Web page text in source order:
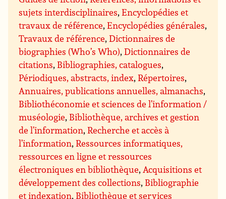
sujets interdisciplinaires,Encyclopédies et
travaux de référence,Encyclopédies générales,
Travaux de référence,Dictionnaires de
biographies (Who’s Who),Dictionnaires de
citations, Bibliographies, catalogues,
Périodiques, abstracts, index,Répertoires,
Annuaires, publications annuelles, almanachs,
Bibliothéconomie et sciences de l’information /
muséologie, Bibliothèque, archives et gestion
de l’information,Recherche et accès à
l’information,Ressources informatiques,
ressources en ligne et ressources
électroniques en bibliothèque,Acquisitions et
développement des collections, Bibliographie
et indexation, Bibliothèque et services